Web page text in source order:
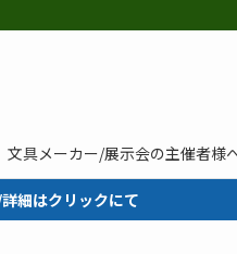
文具メーカー/展示会の主催者様
細はクリックにて